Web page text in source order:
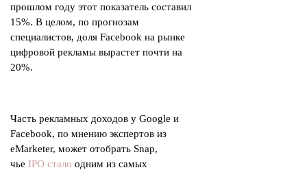
прошлом году этот показатель составил
15%. В целом, по прогнозам
специалистов, доля Facebook на рынке
цифровой рекламы вырастет почти на
20%.
Часть рекламных доходов у Google и
Facebook, по мнению экспертов из
eMarketer, может отобрать Snap,
чье IPO стало одним из самых